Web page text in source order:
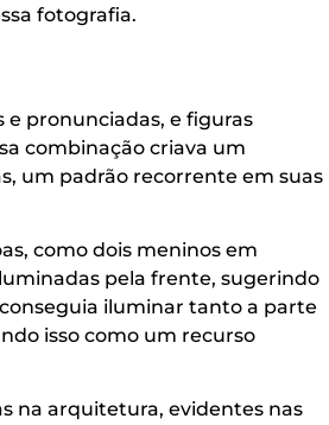
fotografia.
pronunciadas, e figuras
combinação criava um
um padrão recorrente em suas
como dois meninos em
pela frente, sugerindo
iluminar tanto a parte
isso como um recurso
na arquitetura, evidentes nas